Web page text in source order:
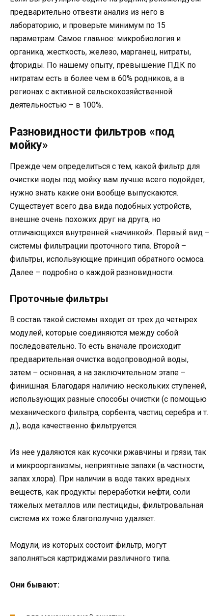
предварительно отвезти анализ из него в
лабораторию, и проверьте минимум по 15
параметрам. Самое главное: микробиология и
органика, жесткость, железо, марганец, нитраты,
фториды. По нашему опыту, превышение ПДК по
нитратам есть в более чем в 60% родников, а в
регионах с активной сельскохозяйственной
деятельностью – в 100%.
Разновидности фильтров «под
мойку»
Прежде чем определиться с тем, какой фильтр для
очистки воды под мойку вам лучше всего подойдет,
нужно знать какие они вообще выпускаются.
Существует всего два вида подобных устройств,
внешне очень похожих друг на друга, но
отличающихся внутренней «начинкой». Первый вид –
системы фильтрации проточного типа. Второй –
фильтры, использующие принцип обратного осмоса.
Далее – подробно о каждой разновидности.
Проточные фильтры
В состав такой системы входит от трех до четырех
модулей, которые соединяются между собой
последовательно. То есть вначале происходит
предварительная очистка водопроводной воды,
затем – основная, а на заключительном этапе –
финишная. Благодаря наличию нескольких ступеней,
использующих разные способы очистки (с помощью
механического фильтра, сорбента, частиц серебра и т.
д.), вода качественно фильтруется.
Из нее удаляются как кусочки ржавчины и грязи, так
и микроорганизмы, неприятные запахи (в частности,
запах хлора). При наличии в воде таких вредных
веществ, как продукты переработки нефти, соли
тяжелых металлов или пестициды, фильтровальная
система их тоже благополучно удаляет.
Модули, из которых состоит фильтр, могут
заполняться картриджами различного типа.
Они бывают: